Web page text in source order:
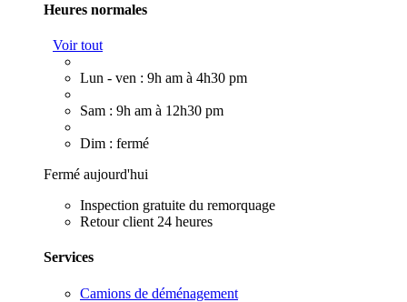
Heures normales
Voir tout
Lun - ven : 9h am à 4h30 pm
Sam : 9h am à 12h30 pm
Dim : fermé
Fermé aujourd'hui
Inspection gratuite du remorquage
Retour client 24 heures
Services
Camions de déménagement